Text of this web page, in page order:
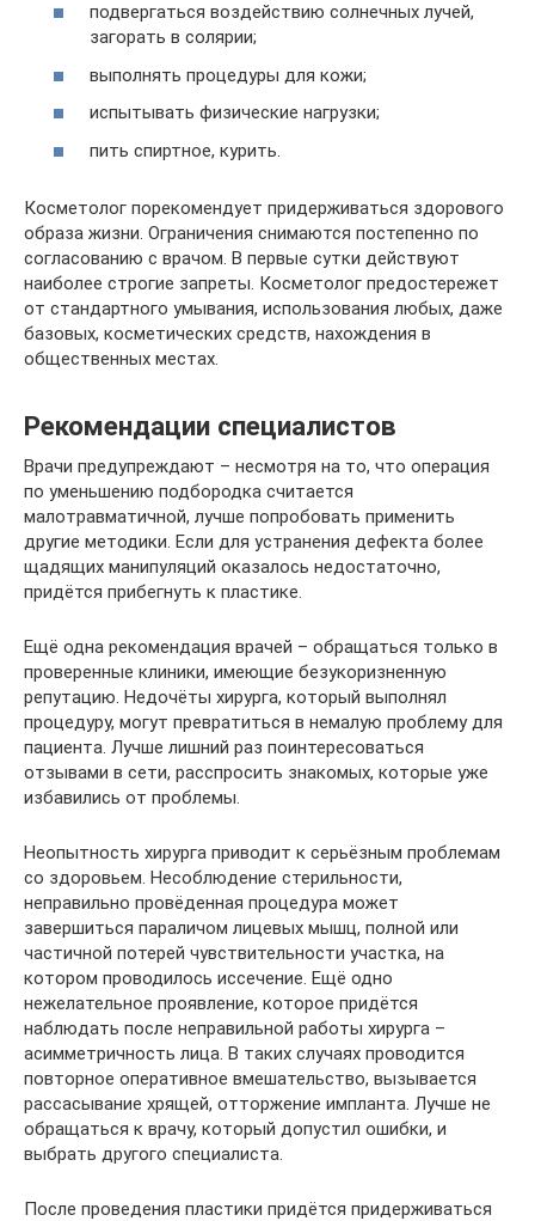
подвергаться воздействию солнечных лучей,
загорать в солярии;
выполнять процедуры для кожи;
испытывать физические нагрузки;
пить спиртное, курить.
Косметолог порекомендует придерживаться здорового
образа жизни. Ограничения снимаются постепенно по
согласованию с врачом. В первые сутки действуют
наиболее строгие запреты. Косметолог предостережет
от стандартного умывания, использования любых, даже
базовых, косметических средств, нахождения в
общественных местах.
Рекомендации специалистов
Врачи предупреждают – несмотря на то, что операция
по уменьшению подбородка считается
малотравматичной, лучше попробовать применить
другие методики. Если для устранения дефекта более
щадящих манипуляций оказалось недостаточно,
придётся прибегнуть к пластике.
Ещё одна рекомендация врачей – обращаться только в
проверенные клиники, имеющие безукоризненную
репутацию. Недочёты хирурга, который выполнял
процедуру, могут превратиться в немалую проблему для
пациента. Лучше лишний раз поинтересоваться
отзывами в сети, расспросить знакомых, которые уже
избавились от проблемы.
Неопытность хирурга приводит к серьёзным проблемам
со здоровьем. Несоблюдение стерильности,
неправильно провёденная процедура может
завершиться параличом лицевых мышц, полной или
частичной потерей чувствительности участка, на
котором проводилось иссечение. Ещё одно
нежелательное проявление, которое придётся
наблюдать после неправильной работы хирурга –
асимметричность лица. В таких случаях проводится
повторное оперативное вмешательство, вызывается
рассасывание хрящей, отторжение импланта. Лучше не
обращаться к врачу, который допустил ошибки, и
выбрать другого специалиста.
После проведения пластики придётся придерживаться